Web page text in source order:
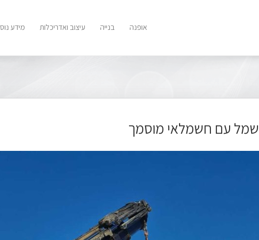
אופנה בנייה עיצוב ואדריכלות מידע
עם חשמלאי מוסמך